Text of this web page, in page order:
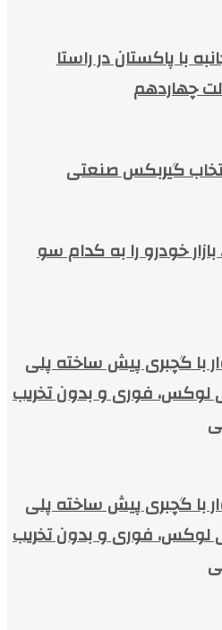
با پاکستان در راستا
چهاردهم
گیربکس صنعتی
خودرو را به کدام سو
با گچبری پیش ساخته پلی
لوکس، فوری و بدون تخریب
با گچبری پیش ساخته پلی
لوکس، فوری و بدون تخریب